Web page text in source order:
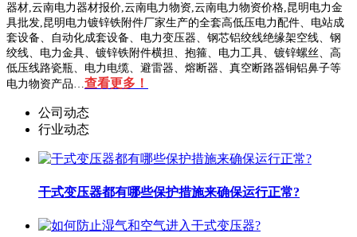
器材,云南电力器材报价,云南电力物资,云南电力物资价格,昆明电力金
具批发,昆明电力镀锌铁附件厂家生产的全套高低压电力配件、电站成
套设备、自动化成套设备、电力变压器、钢芯铝绞线绝缘架空线、钢
绞线、电力金具、镀锌铁附件横担、抱箍、电力工具、镀锌螺丝、高
低压线路瓷瓶、电力电缆、避雷器、熔断器、真空断路器铜铝鼻子等
电力物资产品… 查看更多！
公司动态
行业动态
干式变压器都有哪些保护措施来确保运行正常?